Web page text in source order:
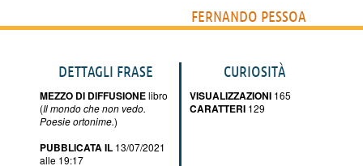
FERNANDO PESSOA
DETTAGLI FRASE
MEZZO DI DIFFUSIONElibro
(Il mondo che non vedo.
Poesie ortonime.)
PUBBLICATA IL 13/07/2021
alle 19:17
CURIOSITÀ
VISUALIZZAZIONI 165
CARATTERI 129